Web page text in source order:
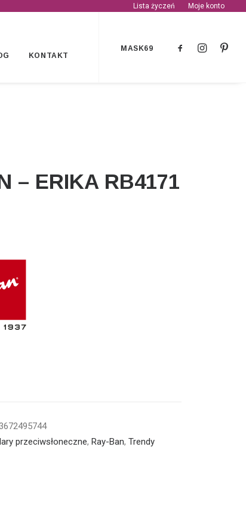
Lista życzeń Moje konto
KONTAKT
MASK69
– ERIKA RB4171
przeciwsłoneczne, Ray-Ban, Trendy